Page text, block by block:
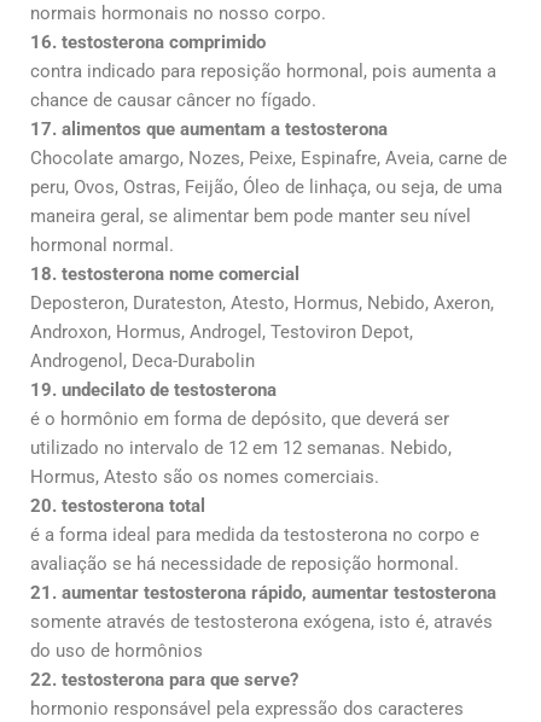
normais hormonais no nosso corpo.
16. testosterona comprimido
contra indicado para reposição hormonal, pois aumenta a
chance de causar câncer no fígado.
17. alimentos que aumentam a testosterona
Chocolate amargo, Nozes, Peixe, Espinafre, Aveia, carne de
peru, Ovos, Ostras, Feijão, Óleo de linhaça, ou seja, de uma
maneira geral, se alimentar bem pode manter seu nível
hormonal normal.
18. testosterona nome comercial
Deposteron, Durateston, Atesto, Hormus, Nebido, Axeron,
Androxon, Hormus, Androgel, Testoviron Depot,
Androgenol, Deca-Durabolin
19. undecilato de testosterona
é o hormônio em forma de depósito, que deverá ser
utilizado no intervalo de 12 em 12 semanas. Nebido,
Hormus, Atesto são os nomes comerciais.
20. testosterona total
é a forma ideal para medida da testosterona no corpo e
avaliação se há necessidade de reposição hormonal.
21. aumentar testosterona rápido, aumentar testosterona
somente através de testosterona exógena, isto é, através
do uso de hormônios
22. testosterona para que serve?
hormonio responsável pela expressão dos caracteres